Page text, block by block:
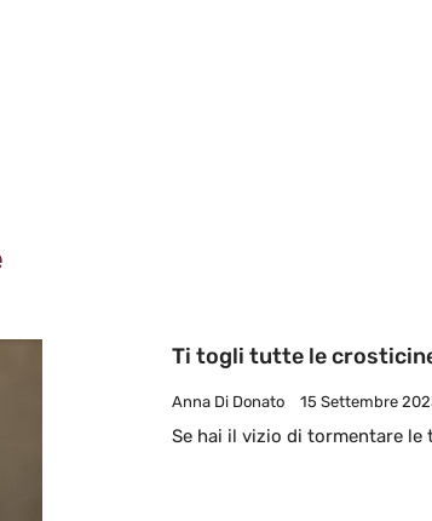
Ti togli tutte le
Anna Di Donato 15 Settembre
Se hai il vizio di tormentare